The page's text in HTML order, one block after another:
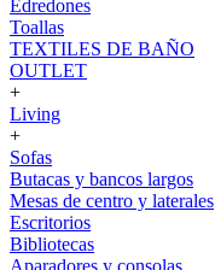
Edredones
Toallas
TEXTILES DE BAÑO
OUTLET
+
Living
+
Sofas
Butacas y bancos largos
Mesas de centro y laterales
Escritorios
Bibliotecas
Aparadores y consolas